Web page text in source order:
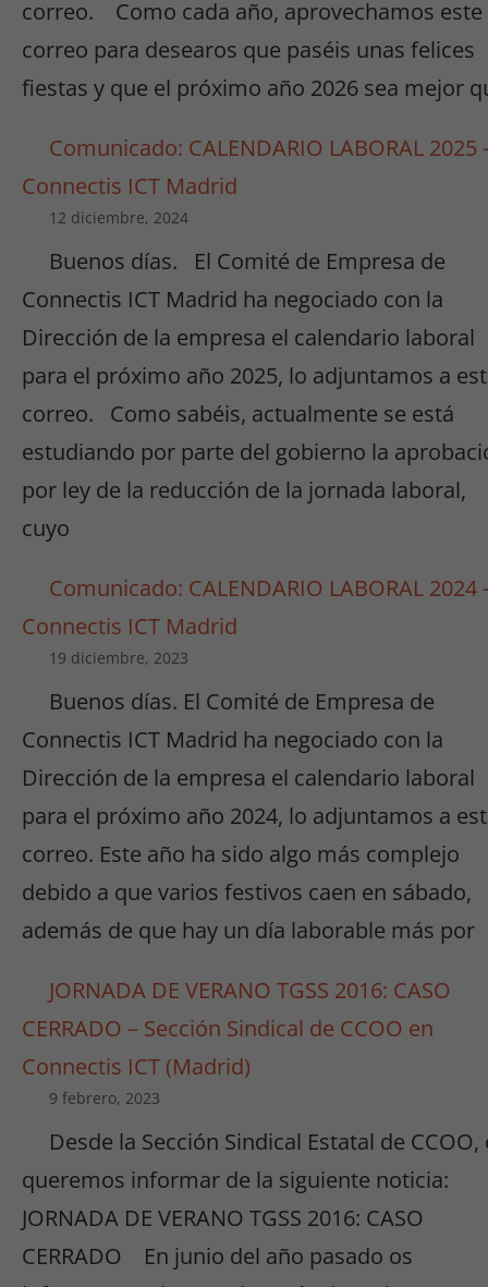
correo. Como cada año, aprovechamos este
correo para desearos que paséis unas felices
fiestas y que el próximo año 2026 sea mejor
Comunicado: CALENDARIO LABORAL 2025
Connectis ICT Madrid
12 diciembre, 2024
Buenos días. El Comité de Empresa de
Connectis ICT Madrid ha negociado con la
Dirección de la empresa el calendario laboral
para el próximo año 2025, lo adjuntamos a
correo. Como sabéis, actualmente se está
estudiando por parte del gobierno la
por ley de la reducción de la jornada laboral,
cuyo
Comunicado: CALENDARIO LABORAL 2024
Connectis ICT Madrid
19 diciembre, 2023
Buenos días. El Comité de Empresa de
Connectis ICT Madrid ha negociado con la
Dirección de la empresa el calendario laboral
para el próximo año 2024, lo adjuntamos a
correo. Este año ha sido algo más complejo
debido a que varios festivos caen en sábado,
además de que hay un día laborable más por
JORNADA DE VERANO TGSS 2016: CASO
CERRADO – Sección Sindical de CCOO en
Connectis ICT (Madrid)
9 febrero, 2023
Desde la Sección Sindical Estatal de CCOO,
queremos informar de la siguiente noticia:
JORNADA DE VERANO TGSS 2016: CASO
CERRADO En junio del año pasado os
Necesarias
Estadísticas
Estas cookies
opcionales.